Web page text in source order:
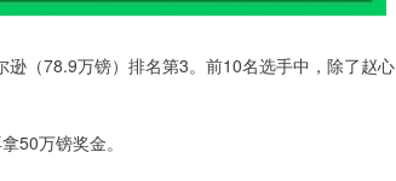
（78.9万镑）排名第3。前10名选手中，除了赵心
50万镑奖金。